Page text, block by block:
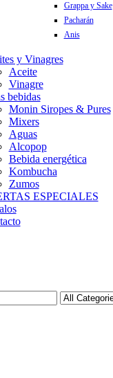
Grappa y Sake
Pacharán
Anis
y Vinagres
Aceite
Vinagre
bebidas
Monin Siropes & Pures
Mixers
Aguas
Alcopop
Bebida energética
Kombucha
Zumos
ESPECIALES